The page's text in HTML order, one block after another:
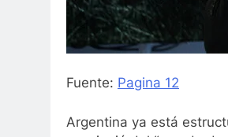
Fuente: Pagina 12
Argentina ya está